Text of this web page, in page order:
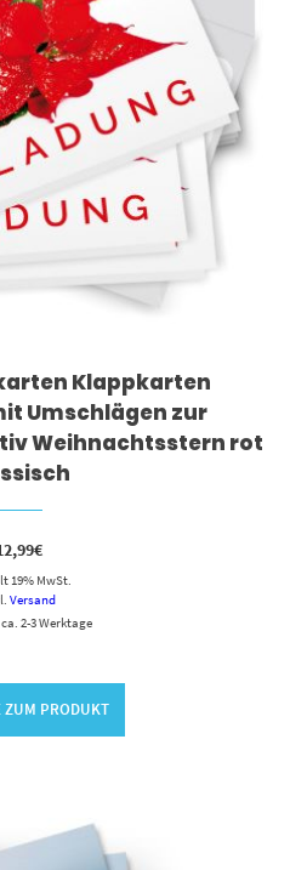
Klappkarten
Umschlägen zur
Weihnachtsstern rot
€
19% MwSt.
Versand
2-3 Werktage
ZUM PRODUKT